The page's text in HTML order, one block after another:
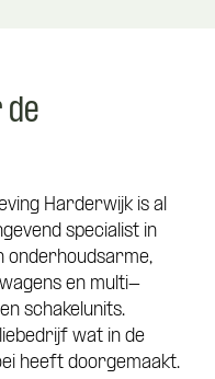
de
Harderwijk is al
specialist in
onderhoudsarme,
en multi-
schakelunits.
wat in de
heeft doorgemaakt.